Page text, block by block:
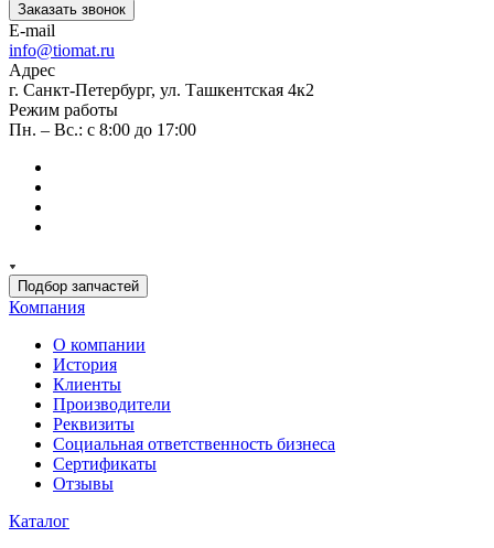
Заказать звонок
E-mail
info@tiomat.ru
Адрес
г. Санкт-Петербург, ул. Ташкентская 4к2
Режим работы
Пн. – Вс.: с 8:00 до 17:00
Подбор запчастей
Компания
О компании
История
Клиенты
Производители
Реквизиты
Социальная ответственность бизнеса
Сертификаты
Отзывы
Каталог